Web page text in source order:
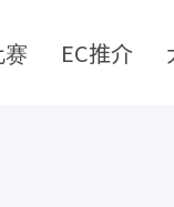
EC推介